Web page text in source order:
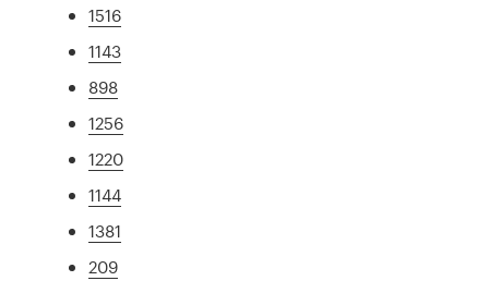
1516
1143
898
1256
1220
1144
1381
209